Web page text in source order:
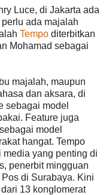
Luce, di Jakarta ada
ada majalah
Tempo diterbitkan
Mohamad sebagai
majalah, maupun
dan aksara, di
sebagai model
Feature juga
model
hangat. Tempo
yang penting di
penerbit mingguan
di Surabaya. Kini
13 konglomerat